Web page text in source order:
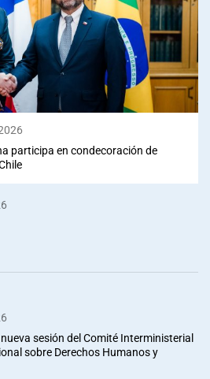
participa en condecoración de
sesión del Comité Interministerial
sobre Derechos Humanos y